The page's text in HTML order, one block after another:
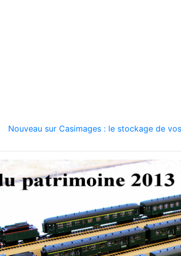
Nouveau sur Casimages : le stockage de